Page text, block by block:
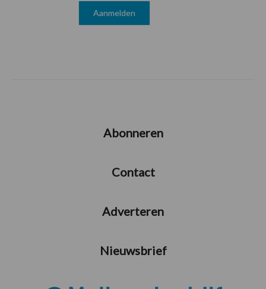
Abonneren
Contact
Adverteren
Nieuwsbrief